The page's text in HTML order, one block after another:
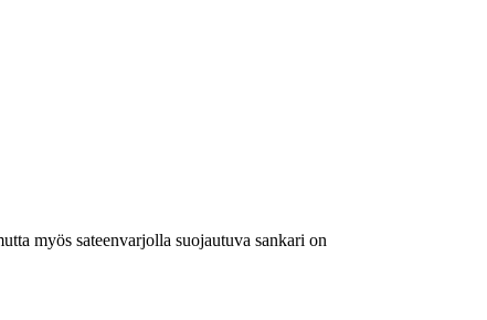
myös sateenvarjolla suojautuva sankari on